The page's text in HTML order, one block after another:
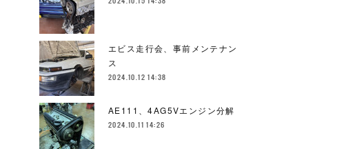
エビス走行会、事前メンテナン
ス
2024.10.12 14:38
AE111、4AG5Vエンジン分解
2024.10.11 14:26